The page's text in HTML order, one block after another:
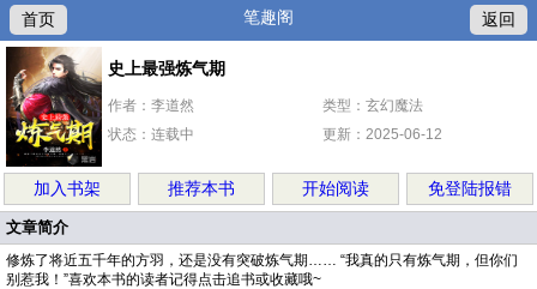
首页 笔趣阁 返回
史上最强炼气期
作者：李道然
类型：玄幻魔法
状态：连载中
更新：2025-06-12
加入书架 推荐本书 开始阅读 免登陆报错
文章简介
修炼了将近五千年的方羽，还是没有突破炼气期…… “我真的只有炼气期，但你们
别惹我！”喜欢本书的读者记得点击追书或收藏哦~